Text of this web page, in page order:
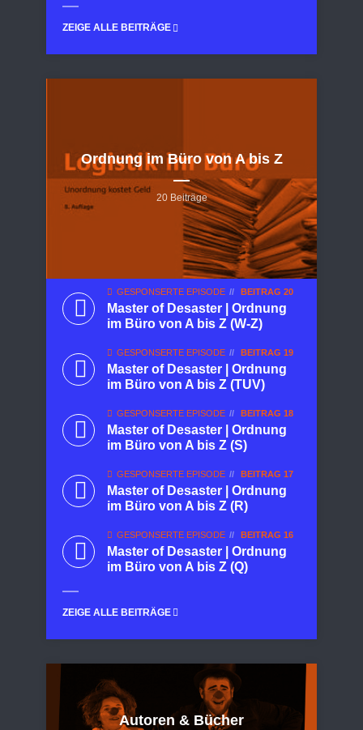
ZEIGE ALLE BEITRÄGE
Ordnung im Büro von A bis Z
20 Beiträge
GESPONSERTE EPISODE BEITRAG 20
Master of Desaster | Ordnung
im Büro von A bis Z (W-Z)
GESPONSERTE EPISODE BEITRAG 19
Master of Desaster | Ordnung
im Büro von A bis Z (TUV)
GESPONSERTE EPISODE BEITRAG 18
Master of Desaster | Ordnung
im Büro von A bis Z (S)
GESPONSERTE EPISODE BEITRAG 17
Master of Desaster | Ordnung
im Büro von A bis Z (R)
GESPONSERTE EPISODE BEITRAG 16
Master of Desaster | Ordnung
im Büro von A bis Z (Q)
ZEIGE ALLE BEITRÄGE
Autoren & Bücher